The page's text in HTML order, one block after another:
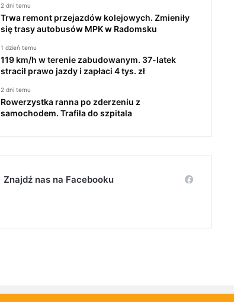
2 dni temu
Trwa remont przejazdów kolejowych. Zmieniły
się trasy autobusów MPK w Radomsku
1 dzień temu
119 km/h w terenie zabudowanym. 37-latek
stracił prawo jazdy i zapłaci 4 tys. zł
2 dni temu
Rowerzystka ranna po zderzeniu z
samochodem. Trafiła do szpitala
Znajdź nas na Facebooku